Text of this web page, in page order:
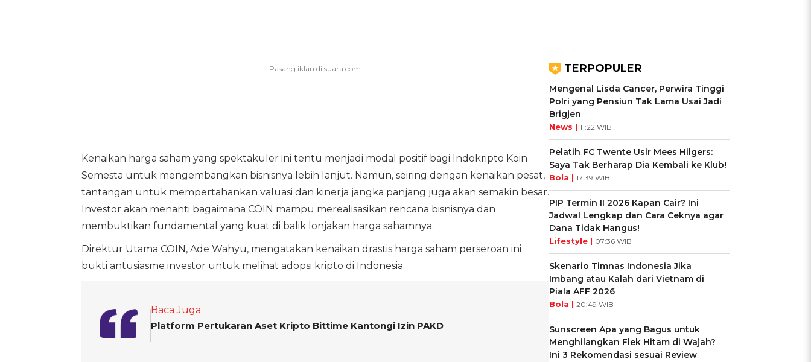
Kenaikan harga saham yang spektakuler ini tentu menjadi modal positif bagi Indokripto Koin
Semesta untuk mengembangkan bisnisnya lebih lanjut. Namun, seiring dengan kenaikan pesat,
tantangan untuk mempertahankan valuasi dan kinerja jangka panjang juga akan semakin besar.
Investor akan menanti bagaimana COIN mampu merealisasikan rencana bisnisnya dan
membuktikan fundamental yang kuat di balik lonjakan harga sahamnya.
Direktur Utama COIN, Ade Wahyu, mengatakan kenaikan drastis harga saham perseroan ini
bukti antusiasme investor untuk melihat adopsi kripto di Indonesia.
Baca Juga
Platform Pertukaran Aset Kripto Bittime Kantongi Izin PAKD
TERPOPULER
Mengenal Lisda Cancer, Perwira Tinggi
Polri yang Pensiun Tak Lama Usai Jadi
Brigjen
News | 11:22 WIB
Pelatih FC Twente Usir Mees Hilgers:
Saya Tak Berharap Dia Kembali ke Klub!
Bola | 17:39 WIB
PIP Termin II 2026 Kapan Cair? Ini
Jadwal Lengkap dan Cara Ceknya agar
Dana Tidak Hangus!
Lifestyle | 07:36 WIB
Skenario Timnas Indonesia Jika
Imbang atau Kalah dari Vietnam di
Piala AFF 2026
Bola | 20:49 WIB
Sunscreen Apa yang Bagus untuk
Menghilangkan Flek Hitam di Wajah?
Ini 3 Rekomendasi sesuai Review